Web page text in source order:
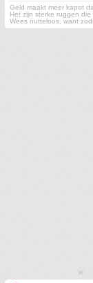
Geld maakt meer kapot
Het zijn sterke ruggen
Wees nutteloos, want